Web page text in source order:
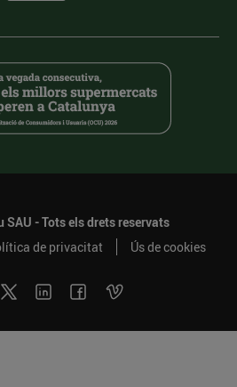
SAU - Tots els drets reservats
de privacitat Ús de cookies